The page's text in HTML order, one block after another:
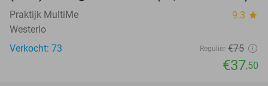
Praktijk MultiMe 9.3 star
Westerlo
Verkocht: 73
Regulier €75
€37,50